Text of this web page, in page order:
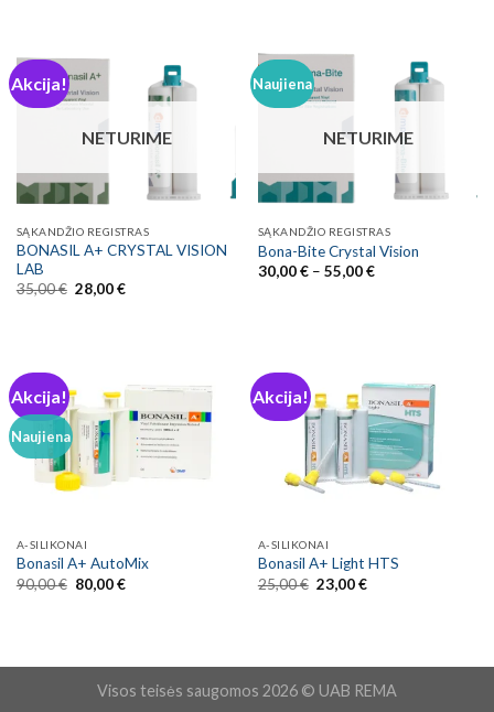
Akcija!
NETURIME
SĄKANDŽIO REGISTRAS
BONASIL A+ CRYSTAL VISION
LAB
35,00€ Original
price
28,00€Current
Naujiena
NETURIME
SĄKANDŽIO REGISTRAS
Bona-Bite Crystal Vision
30,00€ – 55,00€Price
Akcija!
Naujiena
A-SILIKONAI
Bonasil A+ AutoMix
90,00€ Original
price
80,00€Current
Akcija!
A-SILIKONAI
Bonasil A+ Light HTS
25,00€ Original
price
23,00€Current
Visos teisės saugomos 2026 © UAB REMA